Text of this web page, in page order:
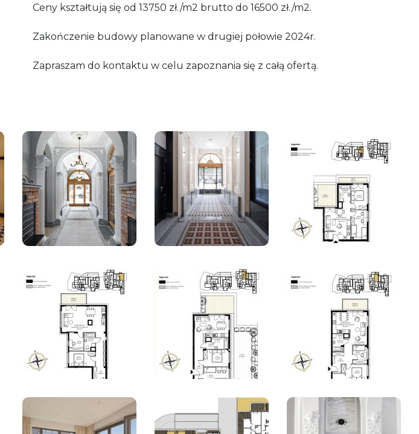
Ceny kształtują się od 13750 zł./m2 brutto do 16500 zł./m2.
Zakończenie budowy planowane w drugiej połowie 2024r.
Zapraszam do kontaktu w celu zapoznania się z całą ofertą.